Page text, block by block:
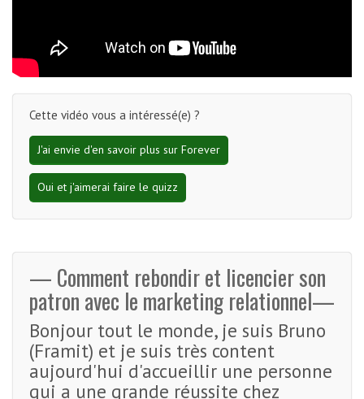
Cette vidéo vous a intéressé(e) ?
J'ai envie d'en savoir plus sur Forever
Oui et j'aimerai faire le quizz
— Comment rebondir et licencier son
patron avec le marketing relationnel—
Bonjour tout le monde, je suis Bruno
(Framit) et je suis très content
aujourd'hui d'accueillir une personne
qui a une grande réussite chez